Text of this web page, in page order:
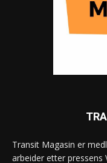
Transit Magasin er
arbeider etter